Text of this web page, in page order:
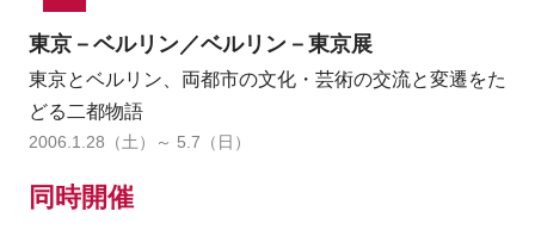
東京－ベルリン／ベルリン－東京展
東京とベルリン、両都市の文化・芸術の交流と変遷をた
どる二都物語
2006.1.28（土）～ 5.7（日）
同時開催